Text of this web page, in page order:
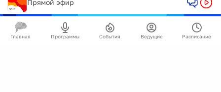
Прямой эфир
Главная Программы События Ведущие Расписание